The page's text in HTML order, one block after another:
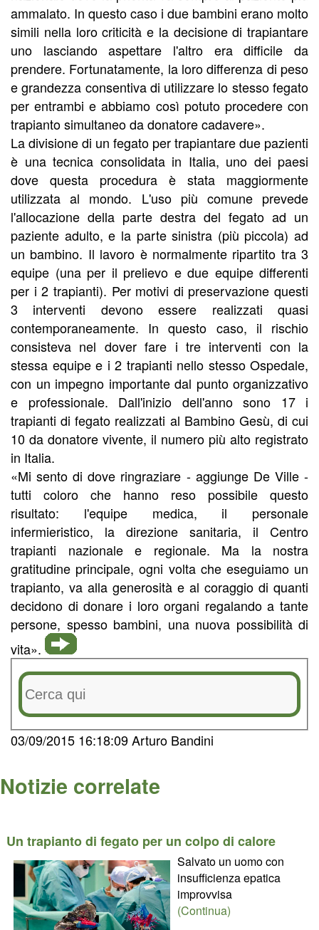
ammalato. In questo caso i due bambini erano molto
simili nella loro criticità e la decisione di trapiantare
uno lasciando aspettare l'altro era difficile da
prendere. Fortunatamente, la loro differenza di peso
e grandezza consentiva di utilizzare lo stesso fegato
per entrambi e abbiamo così potuto procedere con
trapianto simultaneo da donatore cadavere».
La divisione di un fegato per trapiantare due pazienti
è una tecnica consolidata in Italia, uno dei paesi
dove questa procedura è stata maggiormente
utilizzata al mondo. L'uso più comune prevede
l'allocazione della parte destra del fegato ad un
paziente adulto, e la parte sinistra (più piccola) ad
un bambino. Il lavoro è normalmente ripartito tra 3
equipe (una per il prelievo e due equipe differenti
per i 2 trapianti). Per motivi di preservazione questi
3 interventi devono essere realizzati quasi
contemporaneamente. In questo caso, il rischio
consisteva nel dover fare i tre interventi con la
stessa equipe e i 2 trapianti nello stesso Ospedale,
con un impegno importante dal punto organizzativo
e professionale. Dall'inizio dell'anno sono 17 i
trapianti di fegato realizzati al Bambino Gesù, di cui
10 da donatore vivente, il numero più alto registrato
in Italia.
«Mi sento di dove ringraziare - aggiunge De Ville -
tutti coloro che hanno reso possibile questo
risultato: l'equipe medica, il personale
infermieristico, la direzione sanitaria, il Centro
trapianti nazionale e regionale. Ma la nostra
gratitudine principale, ogni volta che eseguiamo un
trapianto, va alla generosità e al coraggio di quanti
decidono di donare i loro organi regalando a tante
persone, spesso bambini, una nuova possibilità di
vita».
03/09/2015 16:18:09 Arturo Bandini
Notizie correlate
Un trapianto di fegato per un colpo di calore
Salvato un uomo con
insufficienza epatica
improvvisa
(Continua)